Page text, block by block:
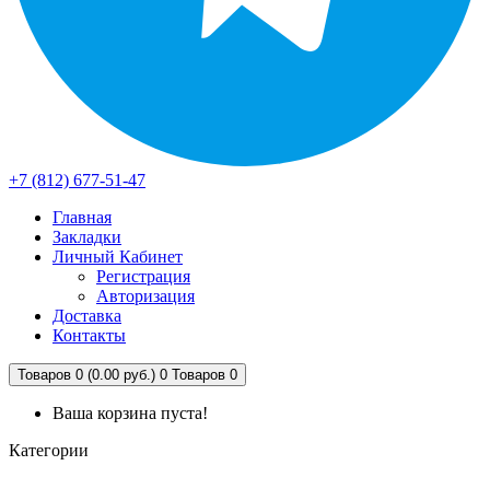
+7 (812) 677-51-47
Главная
Закладки
Личный Кабинет
Регистрация
Авторизация
Доставка
Контакты
Товаров 0 (0.00 руб.) 0 Товаров 0
Ваша корзина пуста!
Категории